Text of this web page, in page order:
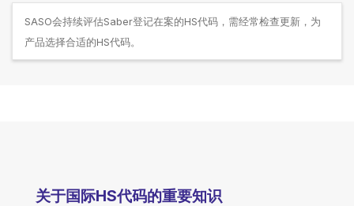
SASO会持续评估Saber登记在案的HS代码，需经常检查更新，为
产品选择合适的HS代码。
关于国际HS代码的重要知识